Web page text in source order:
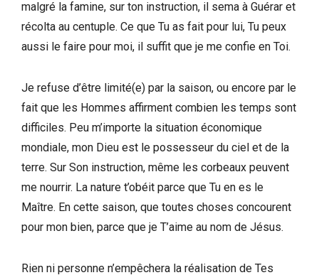
malgré la famine, sur ton instruction, il sema à Guérar et
récolta au centuple. Ce que Tu as fait pour lui, Tu peux
aussi le faire pour moi, il suffit que je me confie en Toi.
Je refuse d’être limité(e) par la saison, ou encore par le
fait que les Hommes affirment combien les temps sont
difficiles. Peu m’importe la situation économique
mondiale, mon Dieu est le possesseur du ciel et de la
terre. Sur Son instruction, même les corbeaux peuvent
me nourrir. La nature t’obéit parce que Tu en es le
Maître. En cette saison, que toutes choses concourent
pour mon bien, parce que je T’aime au nom de Jésus.
Rien ni personne n’empêchera la réalisation de Tes